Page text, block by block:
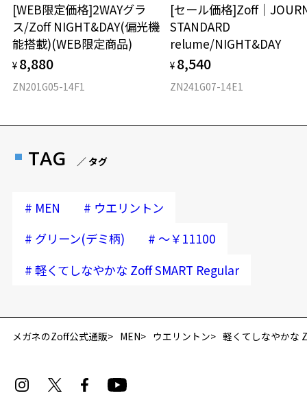
[WEB限定価格]2WAYグラ
ス/Zoff NIGHT&DAY(偏光機
能搭載)(WEB限定商品)
¥ 8,880
ZN201G05-14F1
[セール価格]Zoff｜
STANDARD
relume/NIGHT&DAY
¥ 8,540
ZN241G07-14E1
TAG ／ タグ
# MEN # ウエリントン
# グリーン(デミ柄) # ～￥11100
# 軽くてしなやかな Zoff SMART Regular
メガネのZoff公式通販 MEN ウエリントン 軽くてしなやかな